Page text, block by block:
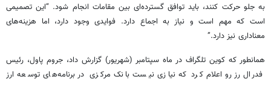
به جلو حرکت کنند، باید توافق گسترده‌ای بین مقامات انجام شود. “این تصمیمی
است که مهم است و نیاز به اجماع دارد. فوایدی وجود دارد، اما هزینه‌های
معناداری نیز دارد.”
همانطور که کوین تلگراف در ماه سپتامبر (شهریور) گزارش داد، جروم پاول، رئیس
فدرال رزرو اعلام کرد که نیازی نیست بانک مرکزی در برنامه‌های توسعه ارز